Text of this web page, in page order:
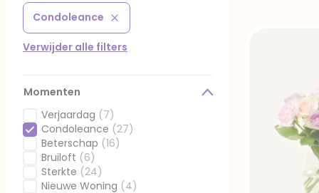
Condoleance
Verwijder filter Gefilterd op Momenten: Condoleance
Verwijder alle filters
Momenten
Verjaardag (7)
Gefilterd op Momenten: Verjaardag
Condoleance (27)
Geselecteerd Gefilterd op Momenten: Condoleance
Beterschap (16)
Gefilterd op Momenten: Beterschap
Bruiloft (6)
Gefilterd op Momenten: Bruiloft
Sterkte (24)
Gefilterd op Momenten: Sterkte
Nieuwe Woning (4)